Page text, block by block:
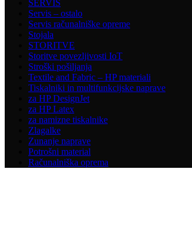
SERVIS
Servis – ostalo
Servis računalniške opreme
Stojala
STORITVE
Storitve povezljivosti IoT
Stroški pošiljanja
Textile and Fabric – HP materiali
Tiskalniki in multifunkcijske naprave
za HP DesignJet
za HP Latex
za namizne tiskalnike
Zlagalke
Zunanje naprave
Potrošni material
Računalniška oprema